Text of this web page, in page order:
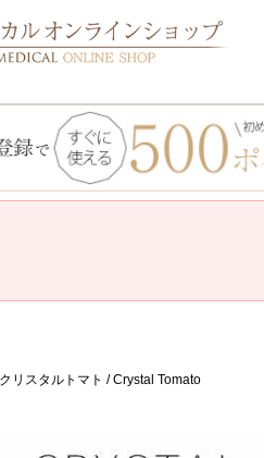
クリスタルトマト / Crystal Tomato